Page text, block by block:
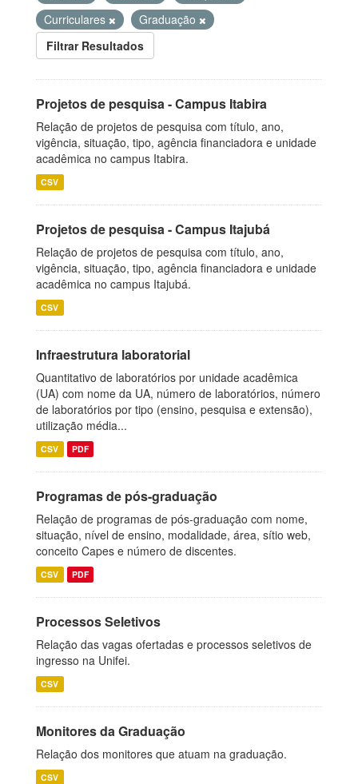
Curriculares
Graduação
Filtrar Resultados
Projetos de pesquisa - Campus Itabira
Relação de projetos de pesquisa com título, ano,
vigência, situação, tipo, agência financiadora e unidade
acadêmica no campus Itabira.
CSV
Projetos de pesquisa - Campus Itajubá
Relação de projetos de pesquisa com título, ano,
vigência, situação, tipo, agência financiadora e unidade
acadêmica no campus Itajubá.
CSV
Infraestrutura laboratorial
Quantitativo de laboratórios por unidade acadêmica
(UA) com nome da UA, número de laboratórios, número
de laboratórios por tipo (ensino, pesquisa e extensão),
utilização média...
CSV PDF
Programas de pós-graduação
Relação de programas de pós-graduação com nome,
situação, nível de ensino, modalidade, área, sítio web,
conceito Capes e número de discentes.
CSV PDF
Processos Seletivos
Relação das vagas ofertadas e processos seletivos de
ingresso na Unifei.
CSV
Monitores da Graduação
Relação dos monitores que atuam na graduação.
CSV